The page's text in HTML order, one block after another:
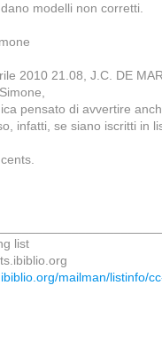
modelli non corretti.
2010 21.08, J.C. DE
pensato di avvertire
infatti, se siano iscritti in
list
mailman/listinfo/